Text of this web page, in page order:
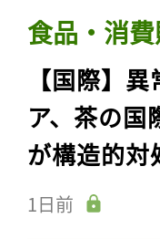
食品・消
【国際】
ア、茶の国
が構造的対
1日前